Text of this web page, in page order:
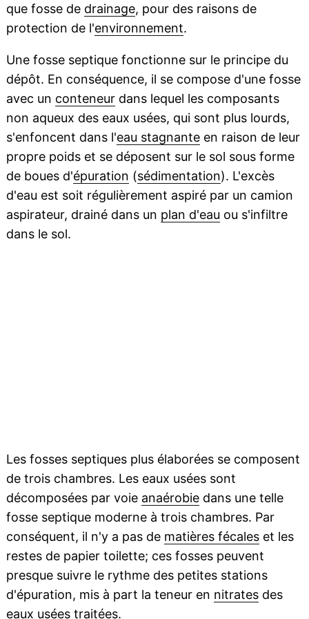
que fosse de drainage, pour des raisons de
protection de l'environnement.
Une fosse septique fonctionne sur le principe du
dépôt. En conséquence, il se compose d'une fosse
avec un conteneurdans lequel les composants
non aqueux des eaux usées, qui sont plus lourds,
s'enfoncent dans l'eau stagnanteen raison de leur
propre poids et se déposent sur le sol sous forme
de boues d'épuration (sédimentation). L'excès
d'eau est soit régulièrement aspiré par un camion
aspirateur, drainé dans un plan d'eau ou s'infiltre
dans le sol.
Les fosses septiques plus élaborées se composent
de trois chambres. Les eaux usées sont
décomposées par voie anaérobiedans une telle
fosse septique moderne à trois chambres. Par
conséquent, il n'y a pas de matières fécaleset les
restes de papier toilette; ces fosses peuvent
presque suivre le rythme des petites stations
d'épuration, mis à part la teneur en nitratesdes
eaux usées traitées.